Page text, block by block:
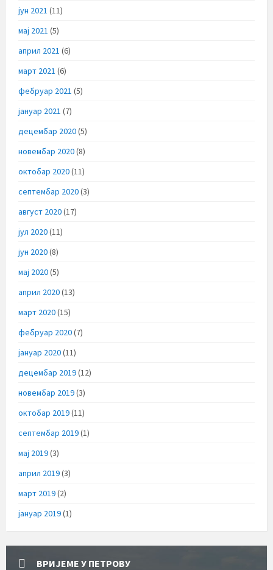
јун 2021 (11)
мај 2021 (5)
април 2021 (6)
март 2021 (6)
фебруар 2021 (5)
јануар 2021 (7)
децембар 2020(5)
новембар 2020(8)
октобар 2020(11)
септембар 2020(3)
август 2020(17)
јул 2020(11)
јун 2020(8)
мај 2020(5)
април 2020(13)
март 2020(15)
фебруар 2020(7)
јануар 2020(11)
децембар 2019(12)
новембар 2019(3)
октобар 2019(11)
септембар 2019(1)
мај 2019(3)
април 2019(3)
март 2019(2)
јануар 2019(1)
ВРИЈЕМЕ У ПЕТРОВУ